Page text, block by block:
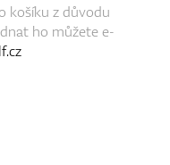
košíku z důvodu
ho můžete e-